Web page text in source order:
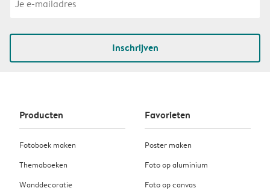
Inschrijven
Producten
Fotoboek maken
Themaboeken
Wanddecoratie
Favorieten
Poster maken
Foto op aluminium
Foto op canvas